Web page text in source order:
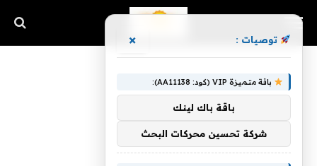
توصيات : ×
باقة متميزة VIP (كود: AA11138):
باقة باك لينك
شركة تحسين محركات البحث